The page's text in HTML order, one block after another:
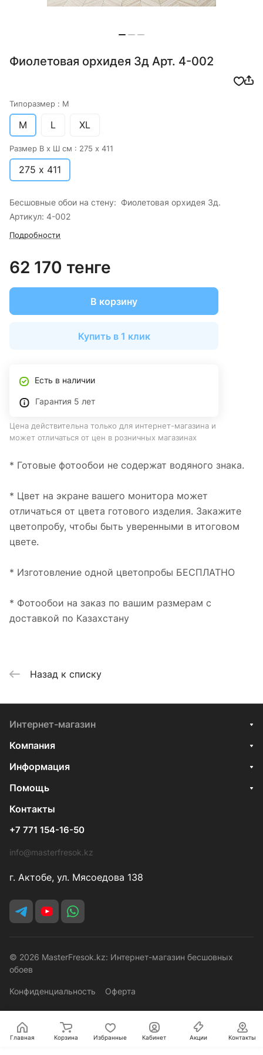
Фиолетовая орхидея 3д Арт. 4-002
Типоразмер : M
M L XL
Размер В х Ш см : 275 х 411
275 х 411
Бесшовные обои на стену: Фиолетовая орхидея 3д.
Артикул: 4-002
Подробности
62 170 тенге
В корзину
Купить в 1 клик
Есть в наличии
Гарантия 5 лет
Цена действительна только для интернет-магазина и
может отличаться от цен в розничных магазинах
* Готовые фотообои не содержат водяного знака.
* Цвет на экране вашего монитора может
отличаться от цвета готового изделия. Закажите
цветопробу, чтобы быть уверенными в итоговом
цвете.
* Изготовление одной цветопробы БЕСПЛАТНО
* Фотообои на заказ по вашим размерам с
доставкой по Казахстану
Назад к списку
Интернет-магазин
Компания
Информация
Помощь
Контакты
+7 771 154-16-50
info@masterfresok.kz
г. Актобе, ул. Мясоедова 138
© 2026 MasterFresok.kz: Интернет-магазин бесшовных
обоев
Конфиденциальность Оферта
Главная Корзина Избранные Кабинет Акции Контакты